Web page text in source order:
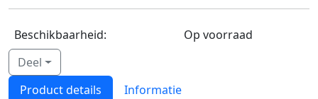
Beschikbaarheid:
Op voorraad
Deel
Product details
Informatie